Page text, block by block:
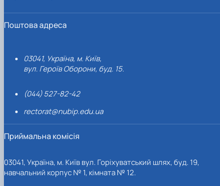
Поштова адреса
03041, Україна, м. Київ,
вул. Героїв Оборони, буд. 15.
(044) 527-82-42
rectorat@nubip.edu.ua
Приймальна комісія
03041, Україна, м. Київ вул. Горіхуватський шлях, буд. 19,
навчальний корпус № 1, кімната № 12.